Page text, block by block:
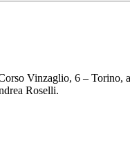
Vinzaglio, 6 – Torino,
Roselli.